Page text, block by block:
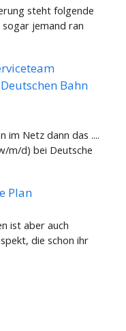
steht folgende
jemand ran
Bahn
im Netz dann das ....
m/d) bei Deutsche
Plan
ist aber auch
die schon ihr